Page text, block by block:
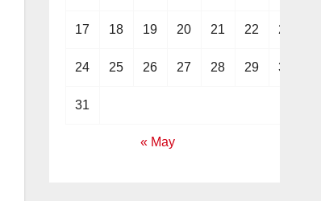
17 18 19 20 21 22 23
24 25 26 27 28 29 30
31
« May